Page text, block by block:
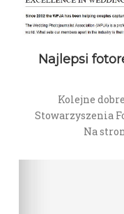
Najlepsi
Kolejne
Stowarzyszenia
Na